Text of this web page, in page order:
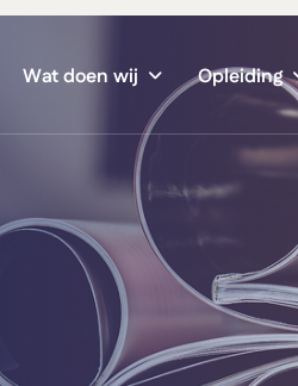
Wat doen wij Opleiding